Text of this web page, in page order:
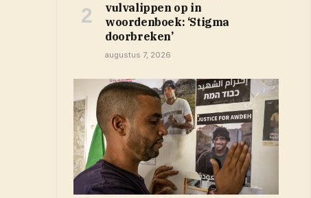
vulvalippen op in
woordenboek: ‘Stigma
doorbreken’
augustus 7, 2026